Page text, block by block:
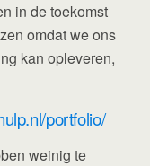
in de toekomst
omdat we ons
kan opleveren,
portfolio/
weinig te